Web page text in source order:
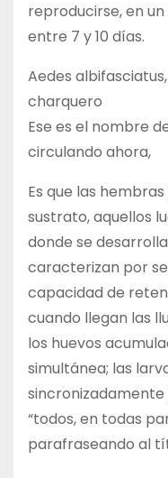
reproducirse, en
entre 7 y 10 días.
Aedes
charquero
Ese es el nombre
circulando ahora,
Es que las
sustrato, aquellos
donde se
caracterizan por
capacidad de
cuando llegan las
los huevos
simultánea; las
“todos, en todas
parafraseando al